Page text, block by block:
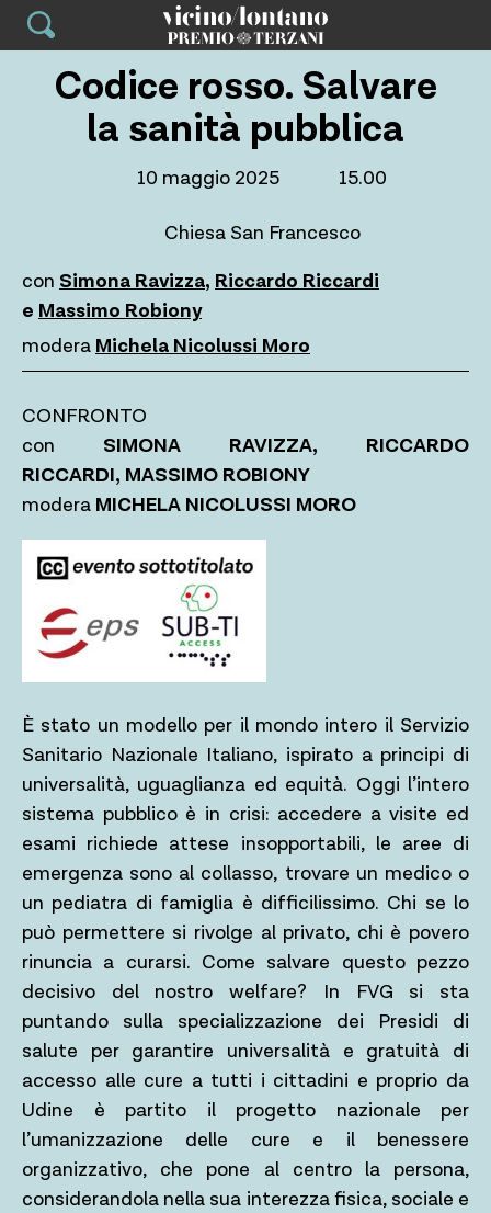
Skip
contentCodice rosso. Salvare
la sanità pubblica
10 maggio 2025 15.00
Chiesa San Francesco
con Simona Ravizza, Riccardo Riccardi
e Massimo Robiony
modera Michela Nicolussi Moro
CONFRONTO
con SIMONA RAVIZZA, RICCARDO
RICCARDI, MASSIMO ROBIONY
modera MICHELA NICOLUSSI MORO
È stato un modello per il mondo intero il Servizio
Sanitario Nazionale Italiano, ispirato a principi di
universalità, uguaglianza ed equità. Oggi l’intero
sistema pubblico è in crisi: accedere a visite ed
esami richiede attese insopportabili, le aree di
emergenza sono al collasso, trovare un medico o
un pediatra di famiglia è difficilissimo. Chi se lo
può permettere si rivolge al privato, chi è povero
rinuncia a curarsi. Come salvare questo pezzo
decisivo del nostro welfare? In FVG si sta
puntando sulla specializzazione dei Presidi di
salute per garantire universalità e gratuità di
accesso alle cure a tutti i cittadini e proprio da
Udine è partito il progetto nazionale per
l’umanizzazione delle cure e il benessere
organizzativo, che pone al centro la persona,
considerandola nella sua interezza fisica, sociale e